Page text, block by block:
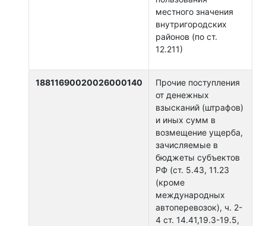
местного значения
внутригородских
районов (по ст.
12.211)
18811690020026000140
Прочие поступления
от денежных
взысканий (штрафов)
и иных сумм в
возмещение ущерба,
зачисляемые в
бюджеты субъектов
РФ (ст. 5.43, 11.23
(кроме
международных
автоперевозок), ч. 2-
4 ст. 14.41,19.3-19.5,